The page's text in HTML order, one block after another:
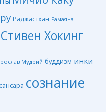
Раджастхан Рамаяна
Стивен Хокинг
Мудрий буддизм инки
сансара сознание